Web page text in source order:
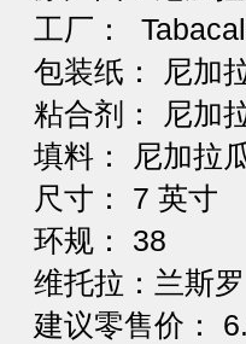
工厂：
包装纸： 尼加
粘合剂： 尼加
填料： 尼加拉
尺寸： 7 英寸
环规： 38
维托拉：兰斯罗
建议零售价：